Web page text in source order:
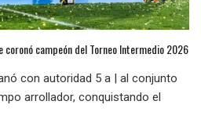
coronó campeón del Torneo Intermedio 2026
con autoridad 5 a | al conjunto
arrollador, conquistando el